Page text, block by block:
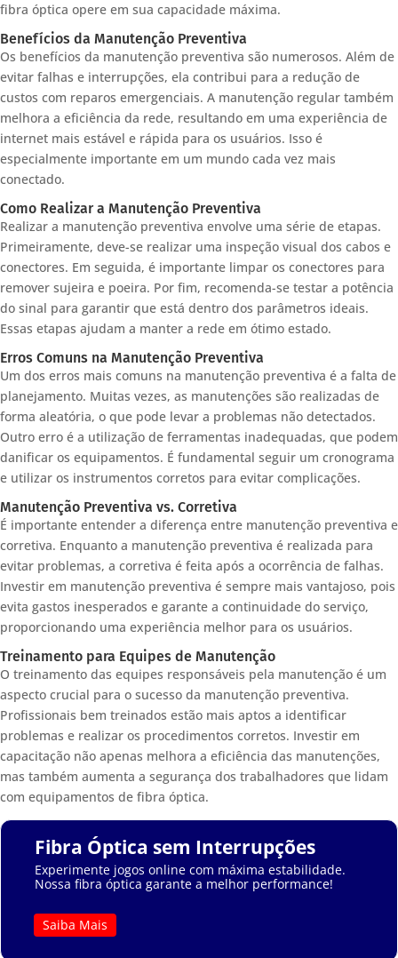
fibra óptica opere em sua capacidade máxima.
Benefícios da Manutenção Preventiva
Os benefícios da manutenção preventiva são numerosos. Além de
evitar falhas e interrupções, ela contribui para a redução de
custos com reparos emergenciais. A manutenção regular também
melhora a eficiência da rede, resultando em uma experiência de
internet mais estável e rápida para os usuários. Isso é
especialmente importante em um mundo cada vez mais
conectado.
Como Realizar a Manutenção Preventiva
Realizar a manutenção preventiva envolve uma série de etapas.
Primeiramente, deve-se realizar uma inspeção visual dos cabos e
conectores. Em seguida, é importante limpar os conectores para
remover sujeira e poeira. Por fim, recomenda-se testar a potência
do sinal para garantir que está dentro dos parâmetros ideais.
Essas etapas ajudam a manter a rede em ótimo estado.
Erros Comuns na Manutenção Preventiva
Um dos erros mais comuns na manutenção preventiva é a falta de
planejamento. Muitas vezes, as manutenções são realizadas de
forma aleatória, o que pode levar a problemas não detectados.
Outro erro é a utilização de ferramentas inadequadas, que podem
danificar os equipamentos. É fundamental seguir um cronograma
e utilizar os instrumentos corretos para evitar complicações.
Manutenção Preventiva vs. Corretiva
É importante entender a diferença entre manutenção preventiva e
corretiva. Enquanto a manutenção preventiva é realizada para
evitar problemas, a corretiva é feita após a ocorrência de falhas.
Investir em manutenção preventiva é sempre mais vantajoso, pois
evita gastos inesperados e garante a continuidade do serviço,
proporcionando uma experiência melhor para os usuários.
Treinamento para Equipes de Manutenção
O treinamento das equipes responsáveis pela manutenção é um
aspecto crucial para o sucesso da manutenção preventiva.
Profissionais bem treinados estão mais aptos a identificar
problemas e realizar os procedimentos corretos. Investir em
capacitação não apenas melhora a eficiência das manutenções,
mas também aumenta a segurança dos trabalhadores que lidam
com equipamentos de fibra óptica.
Fibra Óptica sem Interrupções
Experimente jogos online com máxima estabilidade.
Nossa fibra óptica garante a melhor performance!
Saiba Mais